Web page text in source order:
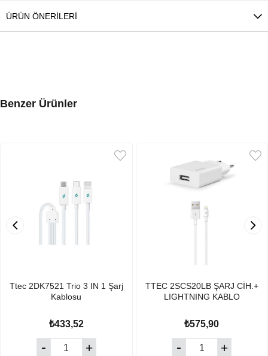
ÜRÜN ÖNERILERI
Benzer Ürünler
Ttec 2DK7521 Trio 3 IN 1 Şarj
Kablosu
₺433,52
TTEC 2SCS20LB ŞARJ CİH.+
LIGHTNING KABLO
₺575,90